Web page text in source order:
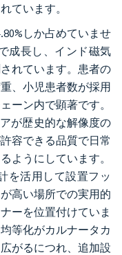
ています。
しか占めていませ
成長し、インド磁気
れています。患者の
、小児患者数が採用
ーン内で顕著です。
が歴史的な解像度の
容できる品質で日常
ようにしています。
を活用して設置フッ
高い場所での実用的
ーを位置付けていま
等化がカルナータカ
がるにつれ、追加設